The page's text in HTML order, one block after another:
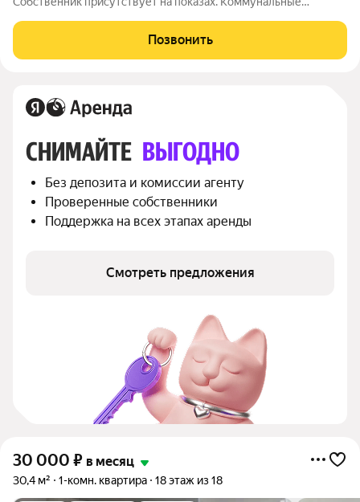
отдельно. По условиям проживания: можно с детьми, можно с
питомцами. Срок минимальной
Позвонить
СНИМАЙТЕ ВЫГОДНО
Без депозита и комиссии агенту
Проверенные собственники
Поддержка на всех этапах аренды
Смотреть предложения
30 000 ₽ в месяц
30,4 м² 1-комн. квартира 18 этаж из 18